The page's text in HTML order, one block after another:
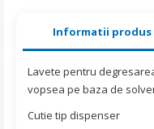
Informatii produs
Lavete pentru
vopsea pe baza de
Cutie tip dispenser